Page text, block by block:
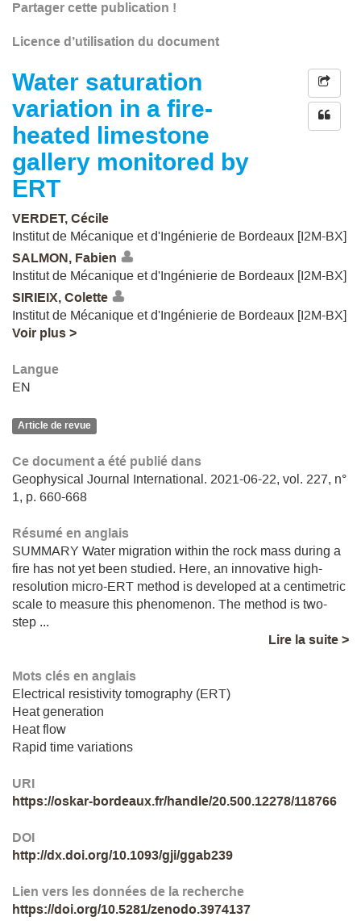
Partager cette publication !
Licence d’utilisation du document
Water saturation
variation in a fire-
heated limestone
gallery monitored by
ERT
VERDET, Cécile
Institut de Mécanique et d'Ingénierie de Bordeaux [I2M-BX]
SALMON, Fabien
Institut de Mécanique et d'Ingénierie de Bordeaux [I2M-BX]
SIRIEIX, Colette
Institut de Mécanique et d'Ingénierie de Bordeaux [I2M-BX]
Voir plus >
Langue
EN
Article de revue
Ce document a été publié dans
Geophysical Journal International. 2021-06-22, vol. 227, n°
1, p. 660-668
Résumé en anglais
SUMMARY Water migration within the rock mass during a
fire has not yet been studied. Here, an innovative high-
resolution micro-ERT method is developed at a centimetric
scale to measure this phenomenon. The method is two-
step ...
Lire la suite >
Mots clés en anglais
Electrical resistivity tomography (ERT)
Heat generation
Heat flow
Rapid time variations
URI
https://oskar-bordeaux.fr/handle/20.500.12278/118766
DOI
http://dx.doi.org/10.1093/gji/ggab239
Lien vers les données de la recherche
https://doi.org/10.5281/zenodo.3974137